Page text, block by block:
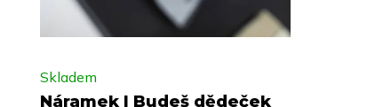
Náramek | Budeš dědeček
Skladem